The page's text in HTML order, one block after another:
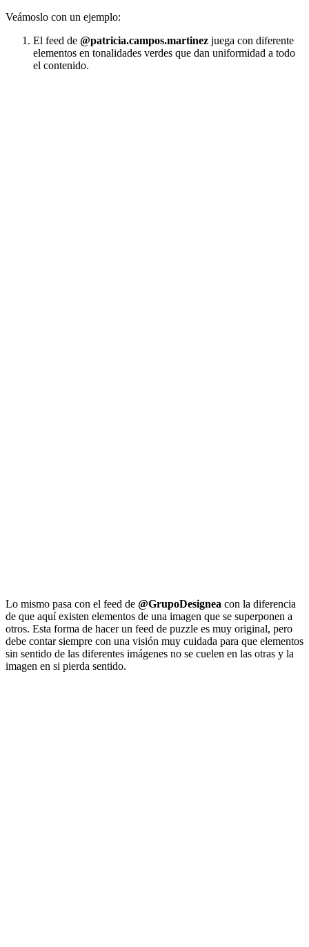
Veámoslo con un ejemplo:
El feed de @patricia.campos.martinez juega con diferente
elementos en tonalidades verdes que dan uniformidad a todo
el contenido.
Lo mismo pasa con el feed de @GrupoDesignea con la diferencia
de que aquí existen elementos de una imagen que se superponen a
otros. Esta forma de hacer un feed de puzzle es muy original, pero
debe contar siempre con una visión muy cuidada para que elementos
sin sentido de las diferentes imágenes no se cuelen en las otras y la
imagen en si pierda sentido.